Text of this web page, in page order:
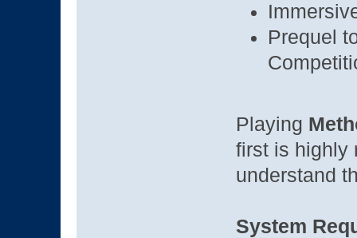
Prequel
Playing
first is highly
understand
System